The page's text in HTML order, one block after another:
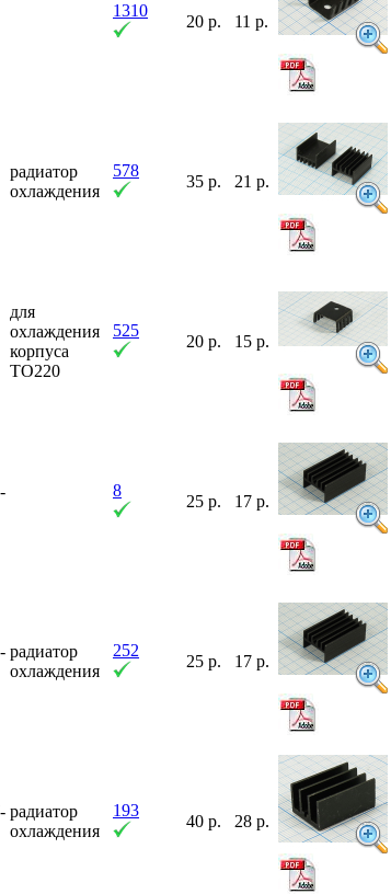
1310
20 р. 11 р.
радиатор
охлаждения
578
35 р. 21 р.
для
охлаждения
корпуса
TO220
525
20 р. 15 р.
8
25 р. 17 р.
радиатор
охлаждения
252
25 р. 17 р.
радиатор
охлаждения
193
40 р. 28 р.